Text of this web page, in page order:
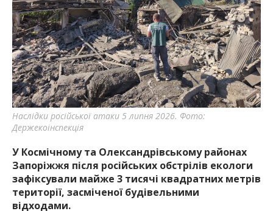
найважливішу інформацію про події
міста Запоріжжя та області.
Наслідки російської атаки 5 липня 2026. Фото:
Держекоінспекція
У Космічному та Олександрівському районах
Запоріжжя після російських обстрілів екологи
зафіксували майже 3 тисячі квадратних метрів
території, засміченої будівельними
відходами.